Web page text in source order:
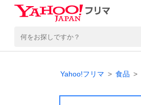
Yahoo!フリマ 食品